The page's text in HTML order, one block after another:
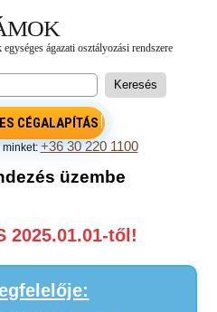
CÉGALAPÍTÁS
minket:+36 30 220 1100
üzembe
2025.01.01-től!